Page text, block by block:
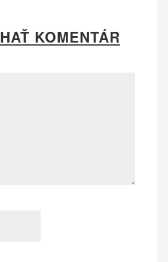
KOMENTÁR